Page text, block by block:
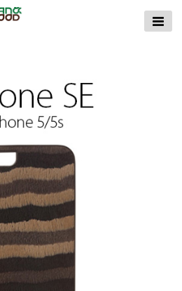
【公式サイト】
木ケース